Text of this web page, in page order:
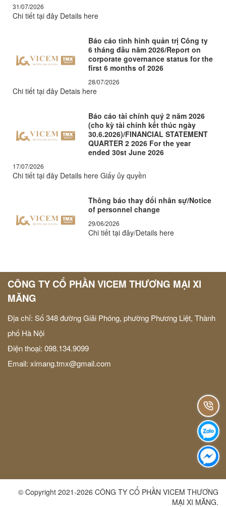
31/07/2026
Chi tiết tại đây Details here
Báo cáo tình hình quản trị Công ty
6 tháng đầu năm 2026/Report on
corporate governance status for the
first 6 months of 2026
28/07/2026
Chi tiết tại đây Detais here
Báo cáo tài chính quý 2 năm 2026
(cho kỳ tài chính kết thúc ngày
30.6.2026)/FINANCIAL STATEMENT
QUARTER 2 2026 For the year
ended 30st June 2026
17/07/2026
Chi tiết tại đây Details here Giấy ủy quyền
Thông báo thay đổi nhân sự/Notice
of personnel change
29/06/2026
Chi tiết tại đây/Details here
CÔNG TY CỔ PHẦN VICEM THƯƠNG MẠI XI
MĂNG
Địa chỉ: Số 348 đường Giải Phóng, phường Phương Liệt, Thành
phố Hà Nội
Điện thoại: 098.134.9099
Email: ximang.tmx@gmail.com
© Copyright 2021-2026 CÔNG TY CỔ PHẦN VICEM THƯƠNG
MẠI XI MĂNG.